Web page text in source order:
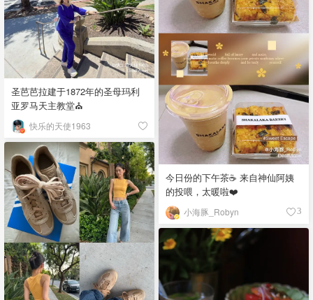
圣芭芭拉建于1872年的圣母玛利
亚罗马天主教堂⛪️
快乐的天使1963
今日份的下午茶☕️ 来自神仙阿姨
的投喂，太暖啦❤️
小海豚_Robyn 3